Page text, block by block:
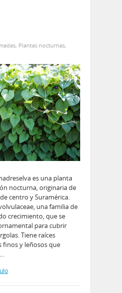
, Plantas nocturnas,
es una planta
nocturna, originaria de
centro y Suramérica.
una familia de
crecimiento, que se
para cubrir
Tiene raíces
finos y leñosos que